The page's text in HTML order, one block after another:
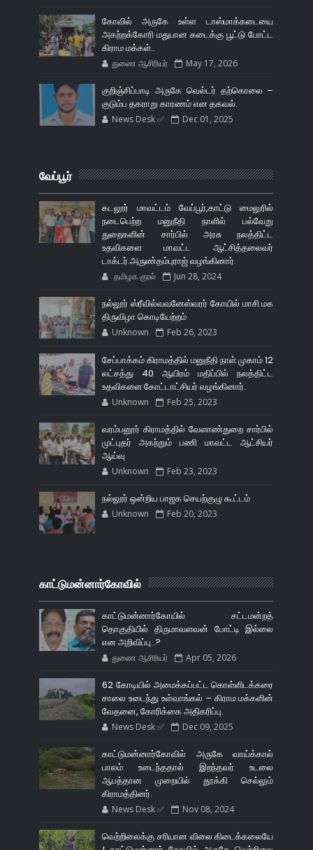
கோவில் அருகே உள்ள டாஸ்மாக்கடையை
அகற்றக்கோரி மதுபான கடைக்கு பூட்டு போட்ட
கிராம மக்கள்..
துணை ஆசிரியர் May 17, 2026
குறிஞ்சிப்பாடி அருகே வெல்டர் தற்கொலை –
குடும்ப தகராறு காரணம் என தகவல்.
News Desk ✅ Dec 01, 2025
வேப்பூர்
கடலூர் மாவட்டம் வேப்பூர்,காட்டு மைலுரில்
நடைபெற்ற மனுநீதி நாளில் பல்வேறு
துறைகளின் சார்பில் அரசு நலத்திட்ட
உதவிகளை மாவட்ட ஆட்சித்தலைவர்
டாக்டர்.அருண்தம்புராஜ் வழங்கினார்.
தமிழக குரல் Jun 28, 2024
நல்லூர் ஸ்ரீவில்வவனேஸ்வரர் கோயில் மாசி மக
திருவிழா கொடியேற்றம்
Unknown Feb 26, 2023
சேப்பாக்கம் கிராமத்தில் மனுநீதி நாள் முகாம் 12
லட்சத்து 40 ஆயிரம் மதிப்பில் நலத்திட்ட
உதவிகளை கோட்டாட்சியர் வழங்கினார்.
Unknown Feb 25, 2023
வரம்பனூர் கிராமத்தில் வேளாண்துறை சார்பில்
முட்புதர் அகற்றும் பணி மாவட்ட ஆட்சியர்
ஆய்வு
Unknown Feb 23, 2023
நல்லூர் ஒன்றிய பாஜக செயற்குழு கூட்டம்
Unknown Feb 20, 2023
காட்டுமன்னார்கோவில்
காட்டுமன்னார்கோயில் சட்டமன்றத்
தொகுதியில் திருமாவளவன் போட்டி இல்லை
என அறிவிப்பு..?
துணை ஆசிரியர் Apr 05, 2026
62 கோடியில் அமைக்கப்பட்ட கொள்ளிடக்கரை
சாலை உடைந்து உள்வாங்கல் – கிராம மக்களின்
வேதனை, கோரிக்கை அதிகரிப்பு.
News Desk ✅ Dec 09, 2025
காட்டுமன்னார்கோவில் அருகே வாய்க்கால்
பாலம் உடைந்ததால் இறந்தவர் உடலை
ஆபத்தான முறையில் தூக்கி செல்லும்
கிராமத்தினர்.
News Desk ✅ Nov 08, 2024
வெற்றிலைக்கு சரியான விலை கிடைக்கலையே